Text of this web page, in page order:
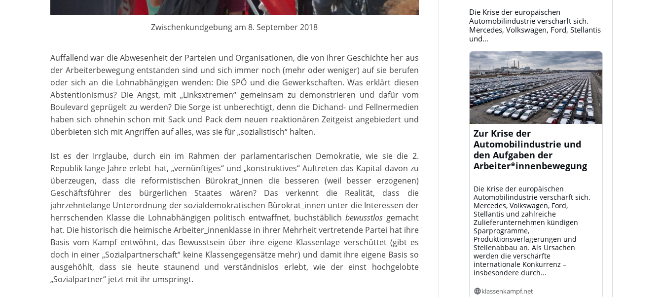
Zwischenkundgebung am 8. September 2018
Auffallend war die Abwesenheit der Parteien und Organisationen, die von ihrer Geschichte her aus
der Arbeiterbewegung entstanden sind und sich immer noch (mehr oder weniger) auf sie berufen
oder sich an die Lohnabhängigen wenden: Die SPÖ und die Gewerkschaften. Was erklärt diesen
Abstentionismus? Die Angst, mit „Linksxtremen“ gemeinsam zu demonstrieren und dafür vom
Boulevard geprügelt zu werden? Die Sorge ist unberechtigt, denn die Dichand- und Fellnermedien
haben sich ohnehin schon mit Sack und Pack dem neuen reaktionären Zeitgeist angebiedert und
überbieten sich mit Angriffen auf alles, was sie für „sozialistisch“ halten.
Ist es der Irrglaube, durch ein im Rahmen der parlamentarischen Demokratie, wie sie die 2.
Republik lange Jahre erlebt hat, „vernünftiges“ und „konstruktives“ Auftreten das Kapital davon zu
überzeugen, dass die reformistischen Bürokrat_innen die besseren (weil besser erzogenen)
Geschäftsführer des bürgerlichen Staates wären? Das verkennt die Realität, dass die
jahrzehntelange Unterordnung der sozialdemokratischen Bürokrat_innen unter die Interessen der
herrschenden Klasse die Lohnabhängigen politisch entwaffnet, buchstäblichbewusstlos gemacht
hat. Die historisch die heimische Arbeiter_innenklasse in ihrer Mehrheit vertretende Partei hat ihre
Basis vom Kampf entwöhnt, das Bewusstsein über ihre eigene Klassenlage verschüttet (gibt es
doch in einer „Sozialpartnerschaft“ keine Klassengegensätze mehr) und damit ihre eigene Basis so
ausgehöhlt, dass sie heute staunend und verständnislos erlebt, wie der einst hochgelobte
„Sozialpartner“ jetzt mit ihr umspringt.
Die Krise der europäischen
Automobilindustrie verschärft sich.
Mercedes, Volkswagen, Ford, Stellantis
und...
Zur Krise der
Automobilindustrie und
den Aufgaben der
Arbeiter*innenbewegung
Die Krise der europäischen
Automobilindustrie verschärft sich.
Mercedes, Volkswagen, Ford,
Stellantis und zahlreiche
Zulieferunternehmen kündigen
Sparprogramme,
Produktionsverlagerungen und
Stellenabbau an. Als Ursachen
werden die verschärfte
internationale Konkurrenz –
insbesondere durch...
klassenkampf.net